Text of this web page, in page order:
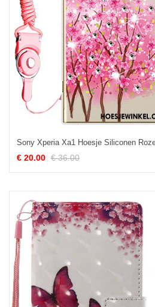
€ 20.00 € 36.00